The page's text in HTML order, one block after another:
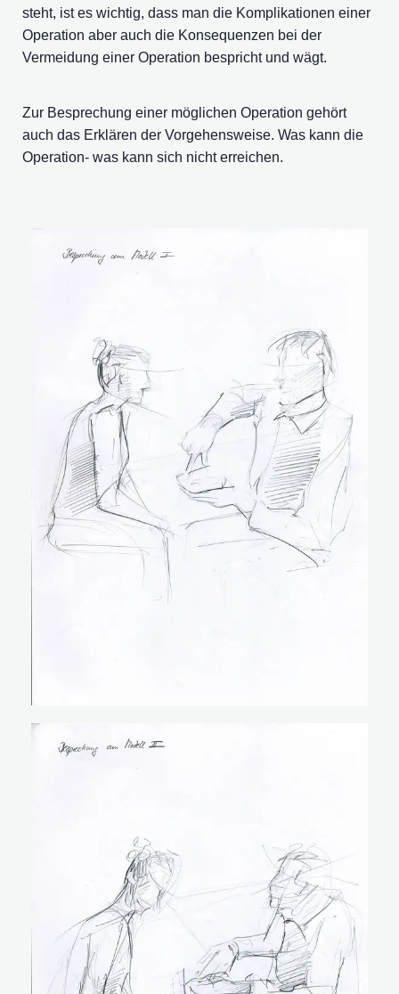
steht, ist es wichtig, dass man die Komplikationen einer
Operation aber auch die Konsequenzen bei der
Vermeidung einer Operation bespricht und wägt.
Zur Besprechung einer möglichen Operation gehört
auch das Erklären der Vorgehensweise. Was kann die
Operation- was kann sich nicht erreichen.